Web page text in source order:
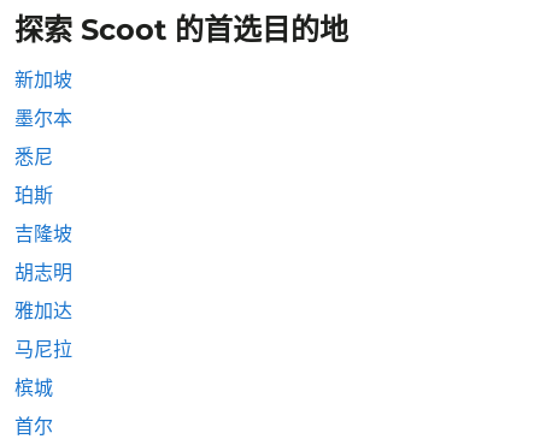
探索 Scoot 的首选目的地
新加坡
墨尔本
悉尼
珀斯
吉隆坡
胡志明
雅加达
马尼拉
槟城
首尔